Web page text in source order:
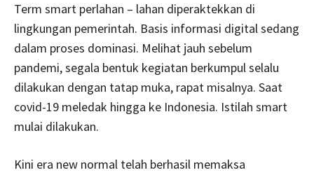
Term smart perlahan – lahan diperaktekkan di
lingkungan pemerintah. Basis informasi digital sedang
dalam proses dominasi. Melihat jauh sebelum
pandemi, segala bentuk kegiatan berkumpul selalu
dilakukan dengan tatap muka, rapat misalnya. Saat
covid-19 meledak hingga ke Indonesia. Istilah smart
mulai dilakukan.
Kini era new normal telah berhasil memaksa